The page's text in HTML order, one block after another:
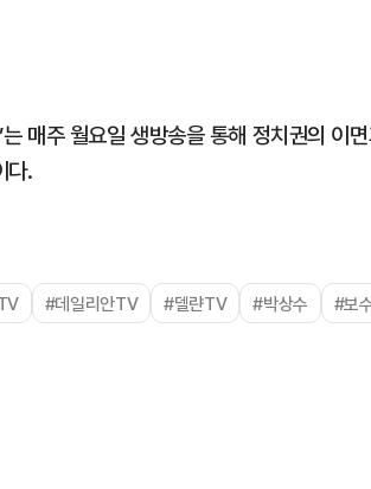
매주 월요일 생방송을 통해 정치권의 이
다.
#데일리안TV #델랸TV #박상수 #보